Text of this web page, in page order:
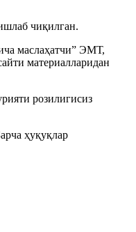
чиқилган.
маслаҳатчи” ЭМТ,
материалларидан
розилигисиз
ҳуқуқлар